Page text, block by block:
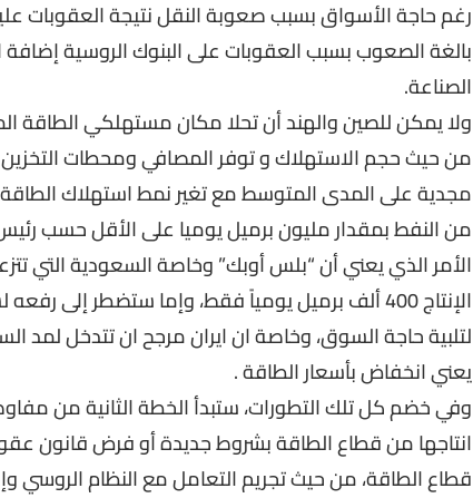
رغم حاجة الأسواق بسبب صعوبة النقل نتيجة العقوبات
بالغة الصعوب بسبب العقوبات على البنوك الروسية إضافة
الصناعة.
ولا يمكن للصين والهند أن تحلا مكان مستهلكي الطاقة
من حيث حجم الاستهلاك و توفر المصافي ومحطات التخزين
مجدية على المدى المتوسط مع تغير نمط استهلاك
من النفط بمقدار مليون برميل يوميا على الأقل حسب رئيس
الأمر الذي يعني أن “بلس أوبك” وخاصة السعودية التي
الإنتاج 400 ألف برميل يومياً فقط، وإما ستضطر
لتلبية حاجة السوق، وخاصة ان ايران مرجح ان تتدخل لمد
يعني انخفاض بأسعار الطاقة .
وفي خضم كل تلك التطورات، ستبدأ الخطة الثانية من
انتاجها من قطاع الطاقة بشروط جديدة أو فرض قانون
قطاع الطاقة، من حيث تجريم التعامل مع النظام الروسي